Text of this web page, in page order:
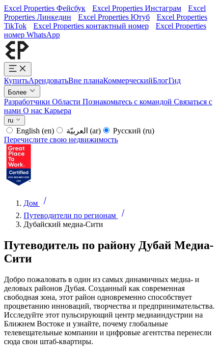
Excel Properties Фейсбук Excel Properties Инстаграм
Excel
Properties Линкедин
Excel Properties Ютуб
Excel Properties
TikTok
Excel Properties контактный номер
Excel Properties
номер WhatsApp
КупитьАрендоватьВне планаКоммерческийБлогГид
Более
Разработчики Области Познакомьтесь с командой Связаться с
нами О нас Карьера
ru
English (en) (ar) Русский (ru)
Перечислите свою недвижимость
Дом
Путеводители по регионам
Дубайский медиа-Сити
Путеводитель по району Дубай Медиа-
Сити
Добро пожаловать в один из самых динамичных медиа- и
деловых районов Дубая. Созданный как современная
свободная зона, этот район одновременно способствует
процветанию инноваций, творчества и предпринимательства.
Исследуйте этот пульсирующий центр медиаиндустрии на
Ближнем Востоке и узнайте, почему глобальные
телевещательные компании и цифровые агентства перенесли
сюда свои штаб-квартиры.